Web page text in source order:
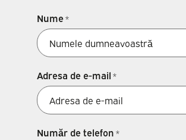
Nume*
Adresa de e-mail *
Număr de telefon *